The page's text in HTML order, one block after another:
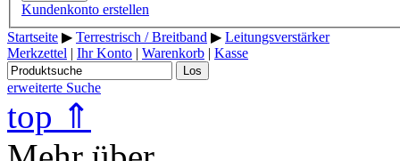
Kundenkonto erstellen
Startseite ▶ Terrestrisch / Breitband ▶ Leitungsverstärker
Merkzettel | Ihr Konto | Warenkorb | Kasse
Los
erweiterte Suche
top ⇑